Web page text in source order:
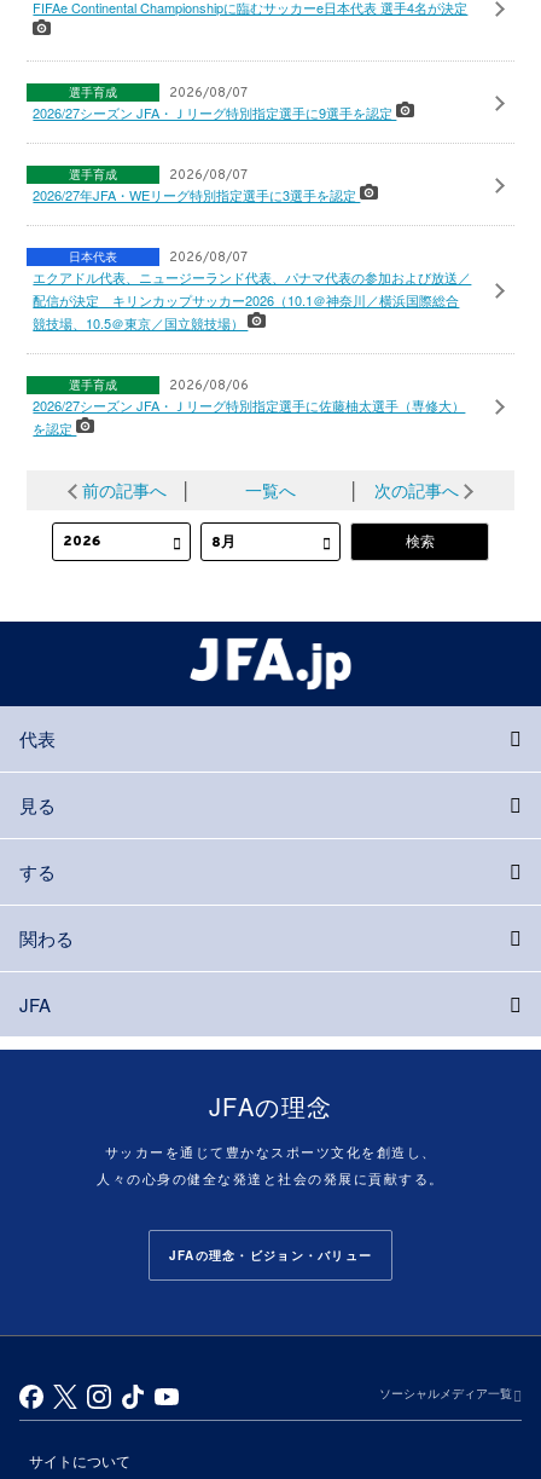
FIFAe Continental Championshipに臨むサッカーe日本代表 選手4名が決定
選手育成 2026/08/07
2026/27シーズン JFA・Ｊリーグ特別指定選手に9選手を認定
選手育成 2026/08/07
2026/27年JFA・WEリーグ特別指定選手に3選手を認定
日本代表 2026/08/07
エクアドル代表、ニュージーランド代表、パナマ代表の参加および放送／
配信が決定 キリンカップサッカー2026（10.1＠神奈川／横浜国際総合
競技場、10.5＠東京／国立競技場）
選手育成 2026/08/06
2026/27シーズン JFA・Ｊリーグ特別指定選手に佐藤柚太選手（専修大）
を認定
前の記事へ 一覧へ 次の記事へ
代表
見る
する
関わる
JFA
JFAの理念
サッカーを通じて豊かなスポーツ文化を創造し、
人々の心身の健全な発達と社会の発展に貢献する。
JFAの理念・ビジョン・バリュー
ソーシャルメディア一覧
サイトについて